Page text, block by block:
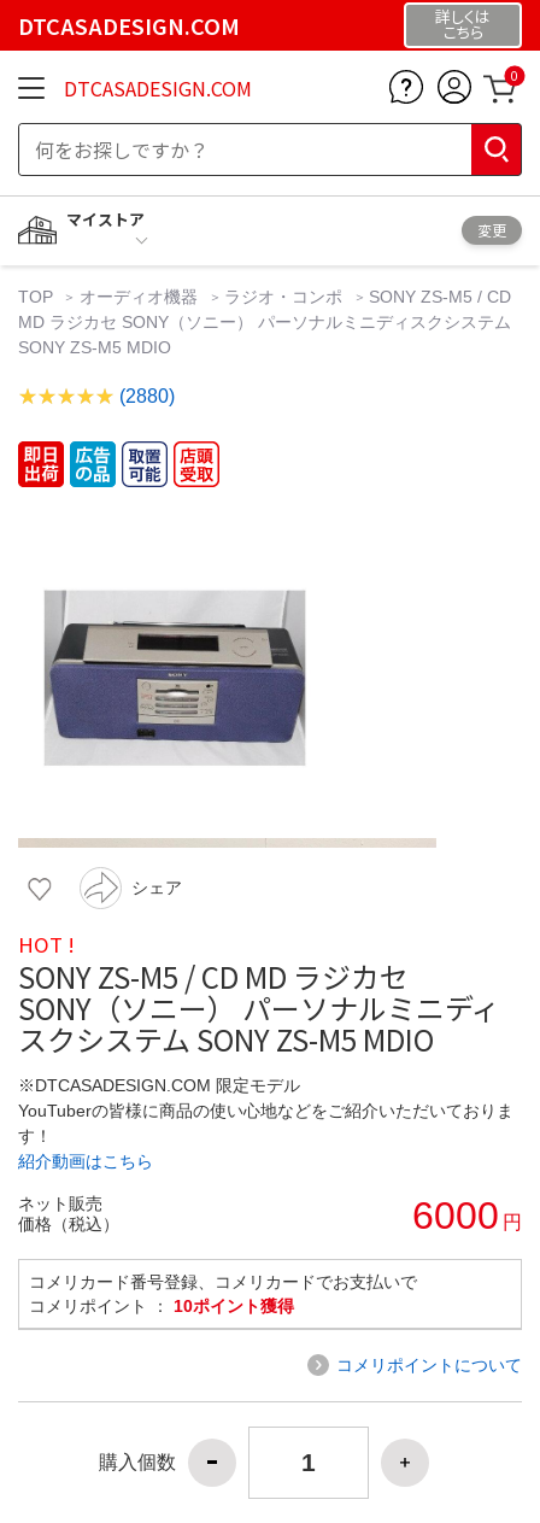
DTCASADESIGN.COM 詳しくは
こちら
DTCASADESIGN.COM 0
マイストア
変更
TOP オーディオ機器 ラジオ・コンポ
SONY ZS-M5 / CD
MD ラジカセ SONY（ソニー） パーソナルミニディスクシステム
SONY ZS-M5 MDIO
(2880)
シェア
HOT !
SONY ZS-M5 / CD MD ラジカセ
SONY（ソニー） パーソナルミニディ
スクシステム SONY ZS-M5 MDIO
※DTCASADESIGN.COM 限定モデル
YouTuberの皆様に商品の使い心地などをご紹介いただいておりま
す！
紹介動画はこちら
ネット販売
価格（税込）
6000 円
コメリカード番号登録、コメリカードでお支払いで
コメリポイント ： 10ポイント獲得
コメリポイントについて
購入個数